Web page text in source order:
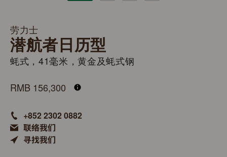
劳力士
潜航者日历型
蚝式，41毫米，黄金及蚝式钢
RMB 156,300
+852 2302 0882
联络我们
寻找我们